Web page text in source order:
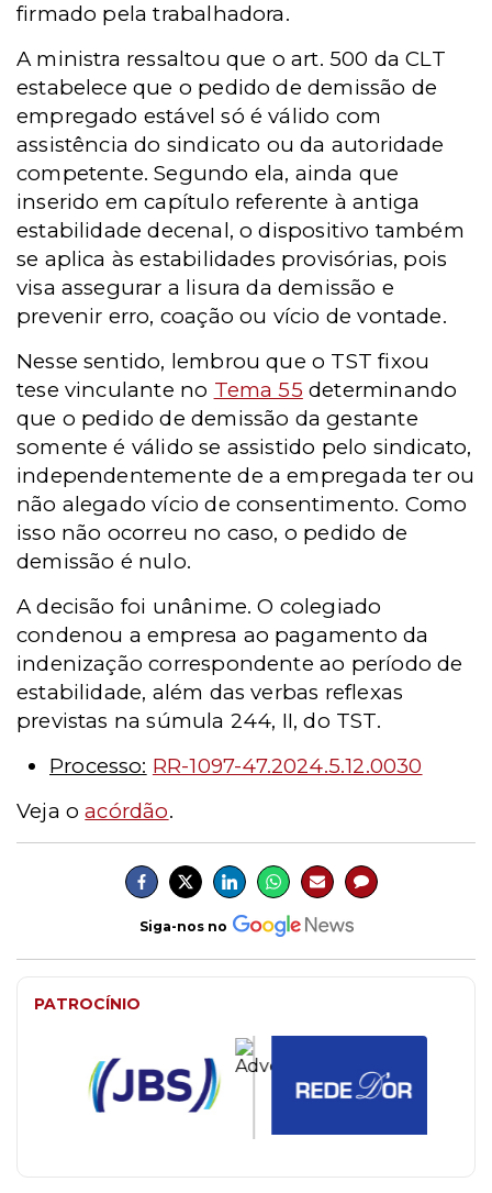
firmado pela trabalhadora.
A ministra ressaltou que o art. 500 da CLT
estabelece que o pedido de demissão de
empregado estável só é válido com
assistência do sindicato ou da autoridade
competente. Segundo ela, ainda que
inserido em capítulo referente à antiga
estabilidade decenal, o dispositivo também
se aplica às estabilidades provisórias, pois
visa assegurar a lisura da demissão e
prevenir erro, coação ou vício de vontade.
Nesse sentido, lembrou que o TST fixou
tese vinculante no Tema 55 determinando
que o pedido de demissão da gestante
somente é válido se assistido pelo sindicato,
independentemente de a empregada ter ou
não alegado vício de consentimento. Como
isso não ocorreu no caso, o pedido de
demissão é nulo.
A decisão foi unânime. O colegiado
condenou a empresa ao pagamento da
indenização correspondente ao período de
estabilidade, além das verbas reflexas
previstas na súmula 244, II, do TST.
Processo: RR-1097-47.2024.5.12.0030
Veja oacórdão.
Siga-nos no
PATROCÍNIO